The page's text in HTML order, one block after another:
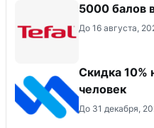
5000 балов
До 16 августа,
Скидка 10%
человек
До 31 декабря,